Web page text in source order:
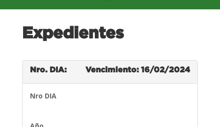
Expedientes
Nro. DIA: Vencimiento: 16/02/2024
Nro DIA